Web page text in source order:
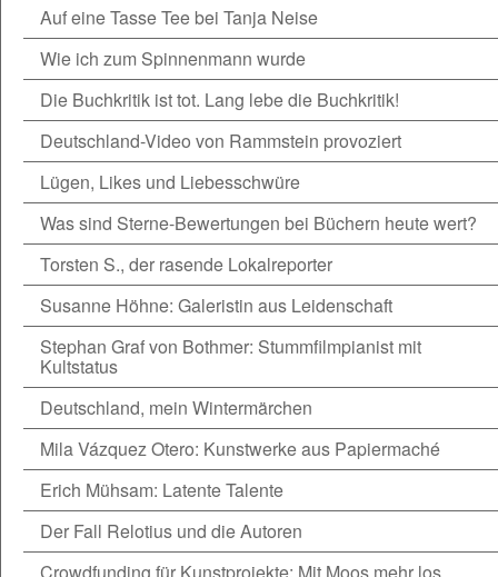
Auf eine Tasse Tee bei Tanja Neise
Wie ich zum Spinnenmann wurde
Die Buchkritik ist tot. Lang lebe die Buchkritik!
Deutschland-Video von Rammstein provoziert
Lügen, Likes und Liebesschwüre
Was sind Sterne-Bewertungen bei Büchern heute wert?
Torsten S., der rasende Lokalreporter
Susanne Höhne: Galeristin aus Leidenschaft
Stephan Graf von Bothmer: Stummfilmpianist mit
Kultstatus
Deutschland, mein Wintermärchen
Mila Vázquez Otero: Kunstwerke aus Papiermaché
Erich Mühsam: Latente Talente
Der Fall Relotius und die Autoren